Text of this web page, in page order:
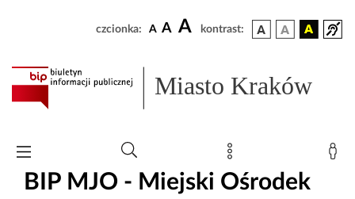
czcionka: A A A kontrast:
Miasto Kraków
BIP MJO - Miejski Ośrodek